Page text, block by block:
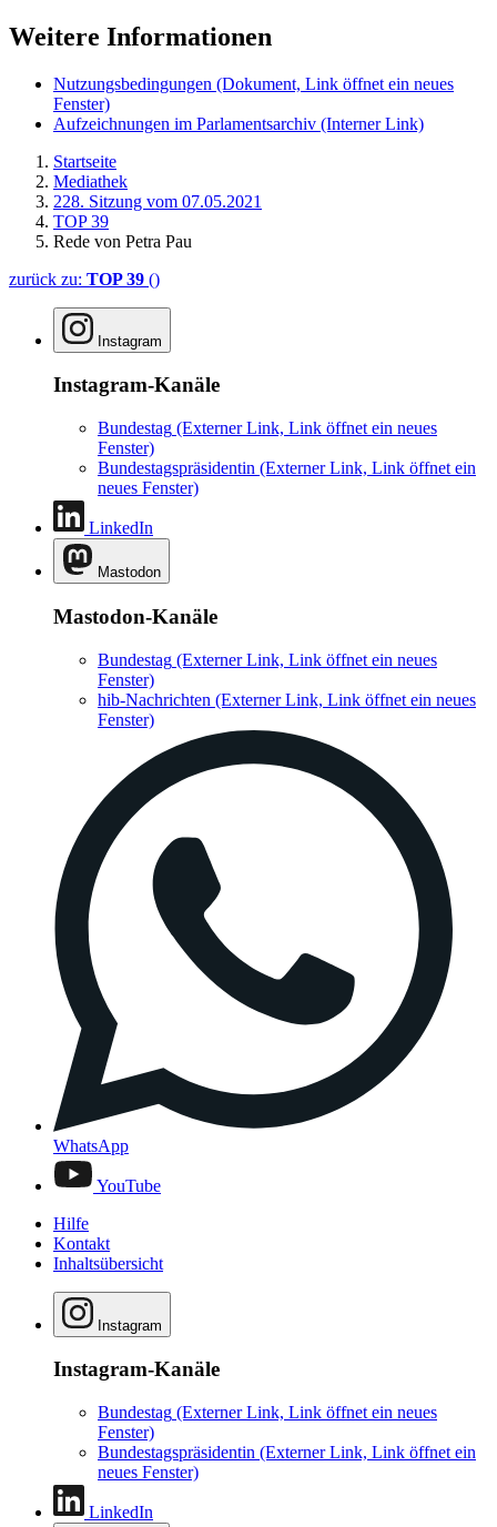
Weitere Informationen
Nutzungsbedingungen (Dokument, Link öffnet ein neues
Fenster)
Aufzeichnungen im Parlamentsarchiv (Interner Link)
Startseite
Mediathek
228. Sitzung vom 07.05.2021
TOP 39
Rede von Petra Pau
zurück zu: TOP 39 ()
Instagram
Instagram-Kanäle
Bundestag (Externer Link, Link öffnet ein neues
Fenster)
Bundestagspräsidentin (Externer Link, Link öffnet ein
neues Fenster)
LinkedIn
Mastodon
Mastodon-Kanäle
Bundestag (Externer Link, Link öffnet ein neues
Fenster)
hib-Nachrichten (Externer Link, Link öffnet ein neues
Fenster)
WhatsApp
YouTube
Hilfe
Kontakt
Inhaltsübersicht
Instagram
Instagram-Kanäle
Bundestag (Externer Link, Link öffnet ein neues
Fenster)
Bundestagspräsidentin (Externer Link, Link öffnet ein
neues Fenster)
LinkedIn